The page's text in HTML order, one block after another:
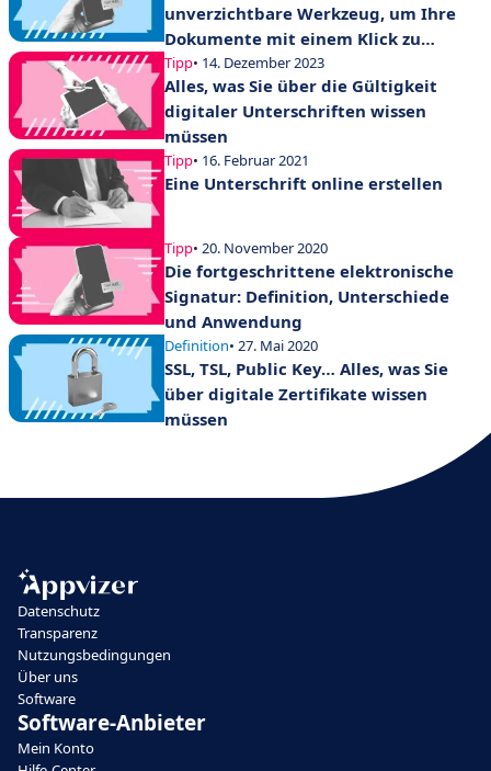
unverzichtbare Werkzeug, um Ihre
Dokumente mit einem Klick zu
validieren
Tipp• 14. Dezember 2023
Alles, was Sie über die Gültigkeit
digitaler Unterschriften wissen
müssen
Tipp• 16. Februar 2021
Eine Unterschrift online erstellen
Tipp• 20. November 2020
Die fortgeschrittene elektronische
Signatur: Definition, Unterschiede
und Anwendung
Definition• 27. Mai 2020
SSL, TSL, Public Key… Alles, was Sie
über digitale Zertifikate wissen
müssen
Datenschutz
Transparenz
Nutzungsbedingungen
Über uns
Software
Software-Anbieter
Mein Konto